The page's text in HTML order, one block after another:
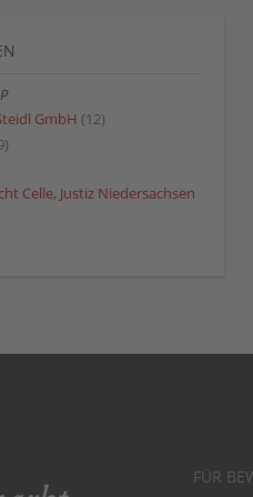
GmbH (12)
Celle, Justiz Niedersachsen
FÜR